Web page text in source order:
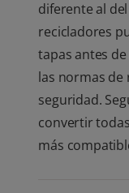
diferente al
recicladores
tapas antes
las normas de
seguridad.
convertir
más